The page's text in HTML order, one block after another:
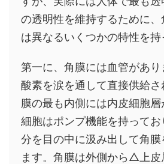
の透明性を維持するために、
は異なるいくつかの特性を持
第一に、角膜には血管があ
酸素を涙を通して直接供給さ
膜の最も内側には内皮細胞
細胞はポンプ機能を持って
分を目の中に汲み出して角
ます。角膜は外側から△上